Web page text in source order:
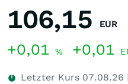
106,15 EUR
+0,01 % +0,01
Letzter Kurs 07.08.26